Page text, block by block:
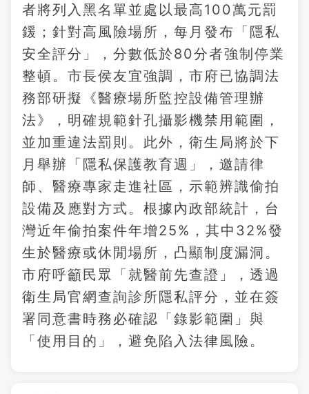
者將列入黑名單並處以最高100萬元罰
鍰；針對高風險場所，每月發布「隱私
安全評分」，分數低於80分者強制停業
整頓。市長侯友宜強調，市府已協調法
務部研擬《醫療場所監控設備管理辦
法》，明確規範針孔攝影機禁用範圍，
並加重違法罰則。此外，衛生局將於下
月舉辦「隱私保護教育週」，邀請律
師、醫療專家走進社區，示範辨識偷拍
設備及應對方式。根據內政部統計，台
灣近年偷拍案件年增25%，其中32%發
生於醫療或休閒場所，凸顯制度漏洞。
市府呼籲民眾「就醫前先查證」，透過
衛生局官網查詢診所隱私評分，並在簽
署同意書時務必確認「錄影範圍」與
「使用目的」，避免陷入法律風險。